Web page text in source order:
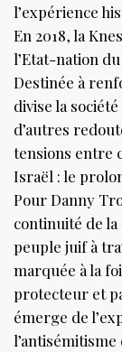
l’expérience
En 2018, la
l’Etat-nation
Destinée à
divise la
d’autres
tensions entre
Israël : le
Pour Danny
continuité de la
peuple juif à
marquée à la
protecteur et
émerge de